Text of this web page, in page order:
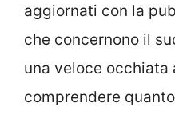
aggiornati con la
che concernono il
una veloce occhiata
comprendere